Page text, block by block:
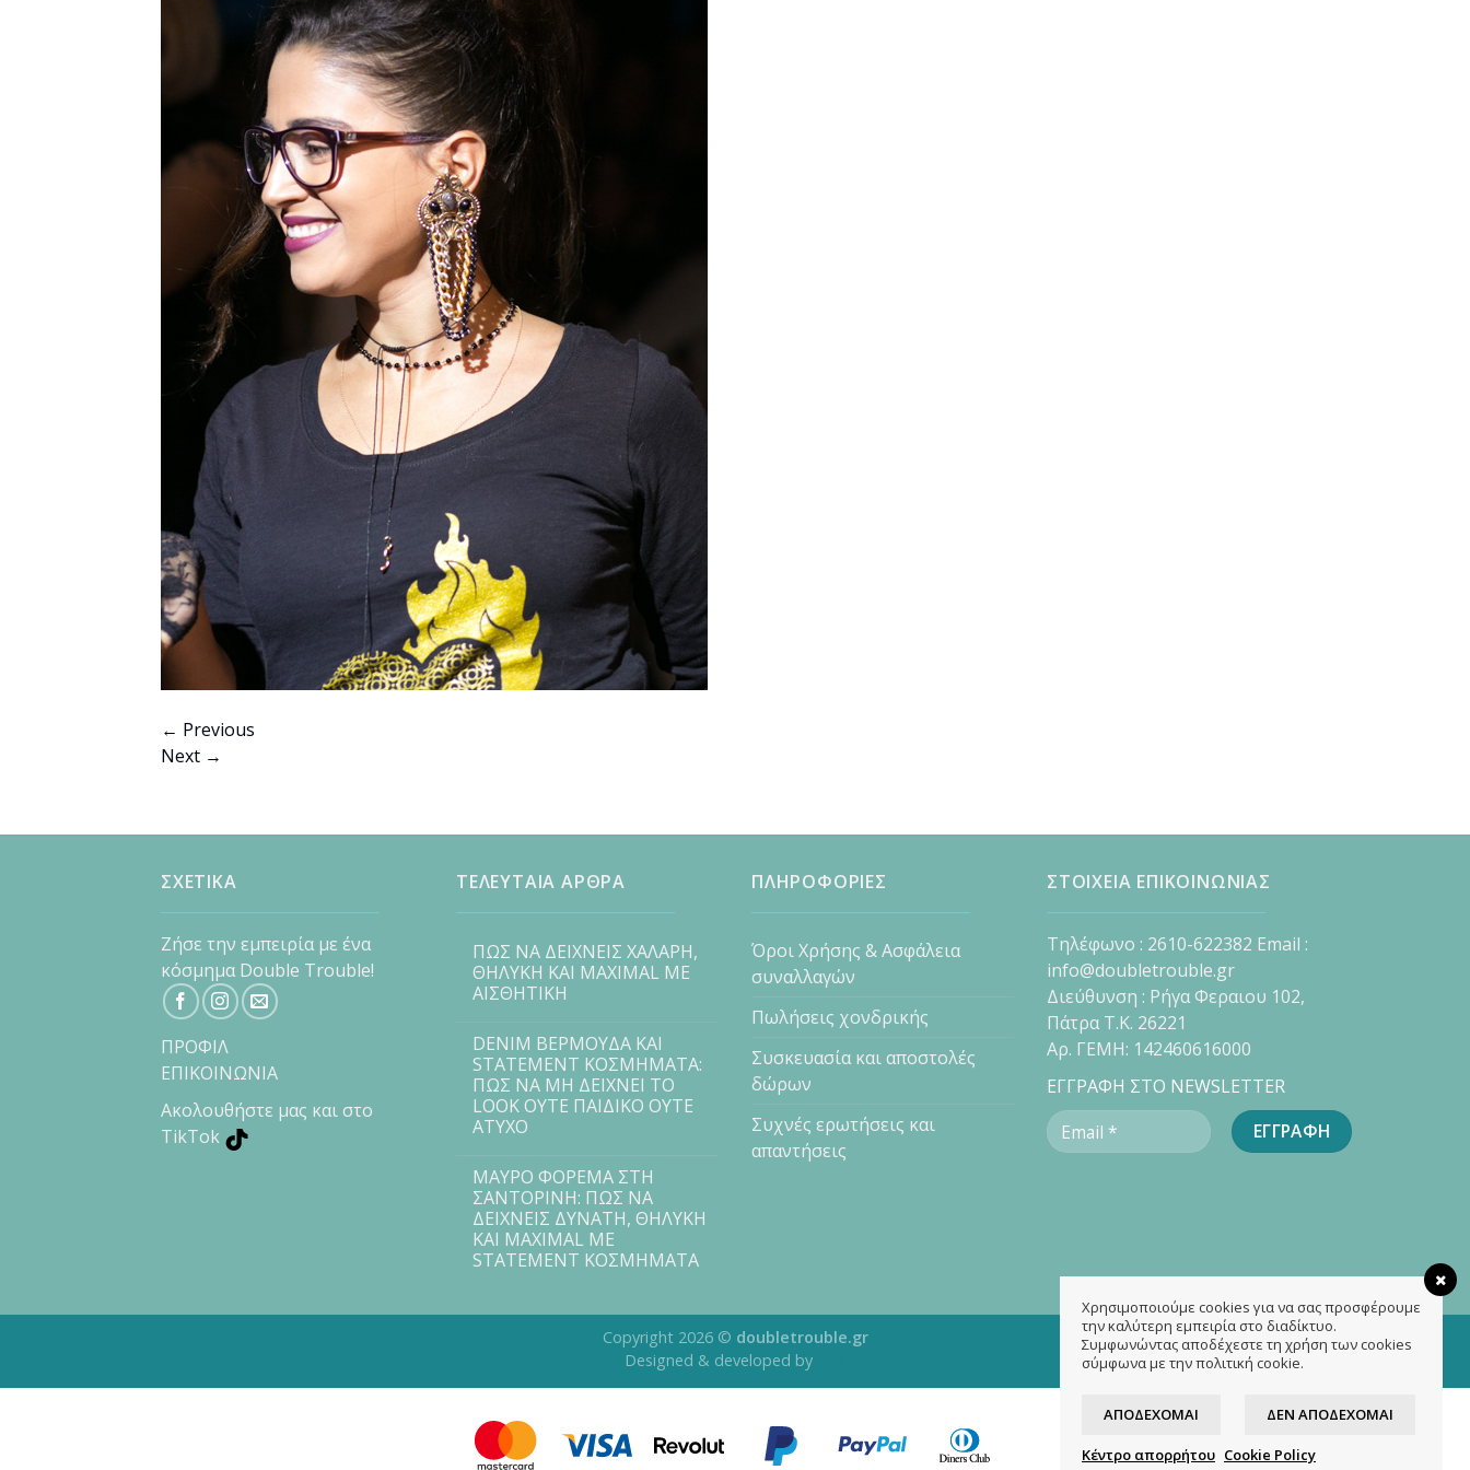
← Previous
Next →
ΣΧΕΤΙΚΑ
Ζήσε την εμπειρία με ένα
κόσμημα Double Trouble!
ΠΡΟΦΙΛ
ΕΠΙΚΟΙΝΩΝΙΑ
Ακολουθήστε μας και στο
TikTok
ΤΕΛΕΥΤΑΙΑ ΑΡΘΡΑ
ΠΩΣ ΝΑ ΔΕΙΧΝΕΙΣ ΧΑΛΑΡΗ,
ΘΗΛΥΚΗ ΚΑΙ MAXIMAL ΜΕ
ΑΙΣΘΗΤΙΚΗ
DENIM ΒΕΡΜΟΥΔΑ ΚΑΙ
STATEMENT ΚΟΣΜΗΜΑΤΑ:
ΠΩΣ ΝΑ ΜΗ ΔΕΙΧΝΕΙ ΤΟ
LOOK ΟΥΤΕ ΠΑΙΔΙΚΟ ΟΥΤΕ
ΑΤΥΧΟ
ΜΑΥΡΟ ΦΟΡΕΜΑ ΣΤΗ
ΣΑΝΤΟΡΙΝΗ: ΠΩΣ ΝΑ
ΔΕΙΧΝΕΙΣ ΔΥΝΑΤΗ, ΘΗΛΥΚΗ
ΚΑΙ MAXIMAL ΜΕ
STATEMENT ΚΟΣΜΗΜΑΤΑ
ΠΛΗΡΟΦΟΡΙΕΣ
Όροι Χρήσης & Ασφάλεια
συναλλαγών
Πωλήσεις χονδρικής
Συσκευασία και αποστολές
δώρων
Συχνές ερωτήσεις και
απαντήσεις
ΣΤΟΙΧΕΙΑ ΕΠΙΚΟΙΝΩΝΙΑΣ
Τηλέφωνο : 2610-622382 Email :
info@doubletrouble.gr
Διεύθυνση : Ρήγα Φεραιου 102,
Πάτρα Τ.Κ. 26221
Αρ. ΓΕΜΗ: 142460616000
ΕΓΓΡΑΦΗ ΣΤΟ NEWSLETTER
Copyright 2026 © doubletrouble.gr
Designed & developed by
Χρησιμοποιούμε cookies για να σας προσφέρουμε
την καλύτερη εμπειρία στο διαδίκτυο.
Συμφωνώντας αποδέχεστε τη χρήση των cookies
σύμφωνα με την πολιτική cookie.
ΑΠΟΔΈΧΟΜΑΙ ΔΕΝ ΑΠΟΔΈΧΟΜΑΙ
Κέντρο απορρήτου Cookie Policy